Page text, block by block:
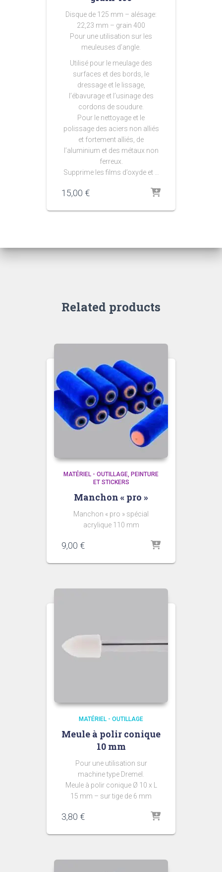
Disque de 125 mm – alésage:
22,23 mm – grain 400
Pour une utilisation sur les
meuleuses d’angle.
Utilisé pour le meulage des
surfaces et des bords, le
dressage et le lissage,
l’ébavurage et l’usinage des
cordons de soudure.
Pour le nettoyage et le
polissage des aciers non alliés
et fortement alliés, de
l’aluminium et des métaux non
ferreux.
Supprime les films d’oxyde et …
15,00 €
Related products
MATÉRIEL - OUTILLAGE PEINTURE
ET STICKERS
Manchon « pro »
Manchon « pro » spécial
acrylique 110 mm
9,00 €
MATÉRIEL - OUTILLAGE
Meule à polir conique
10 mm
Pour une utilisation sur
machine type Dremel.
Meule à polir conique Ø 10 x L
15 mm – sur tige de 6 mm
3,80 €